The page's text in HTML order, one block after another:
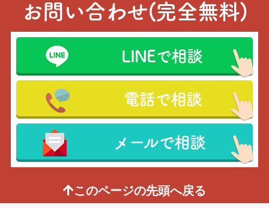
お問い合わせ(完全無料)
LINEで相談
電話で相談
メールで相談
このページの先頭へ戻る